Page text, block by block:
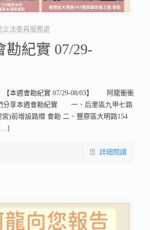
立法委員服務處
勘紀實 07/29-
【本週會勘紀實 07/29-08/03】 阿龍衝衝
分享本週會勘紀實 一、后里區九甲七路
宮)前增設路燈 會勘 二、豐原區大明路154
詳細閱讀